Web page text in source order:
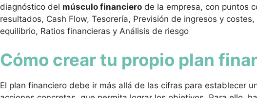
diagnóstico del músculo financiero de la empresa, con puntos
resultados, Cash Flow, Tesorería, Previsión de ingresos y
equilibrio, Ratios financieras y Análisis de riesgo
Cómo crear tu propio plan
El plan financiero debe ir más allá de las cifras para establecer